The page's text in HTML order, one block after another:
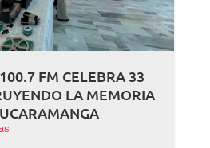
FM CELEBRA 33
LA MEMORIA